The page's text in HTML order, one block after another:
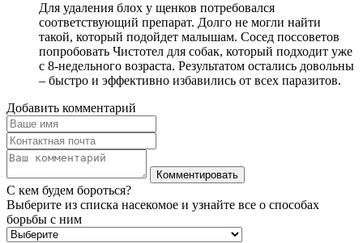
Для удаления блох у щенков потребовался
соответствующий препарат. Долго не могли найти
такой, который подойдет малышам. Сосед поссоветов
попробовать Чистотел для собак, который подходит уже
с 8-недельного возраста. Результатом остались довольны
– быстро и эффективно избавились от всех паразитов.
Добавить комментарий
С кем будем бороться?
Выберите из списка насекомое и узнайте все о способах
борьбы с ним